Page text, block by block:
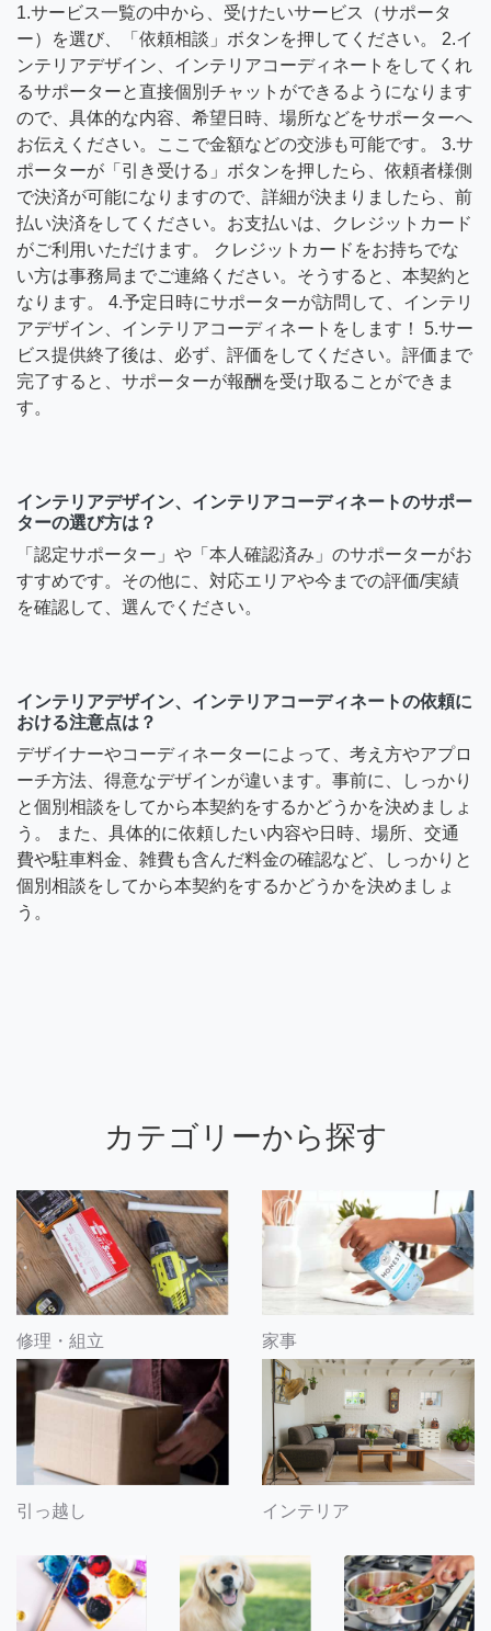
1.サービス一覧の中から、受けたいサービス（サポータ
ー）を選び、「依頼相談」ボタンを押してください。 2.イ
ンテリアデザイン、インテリアコーディネートをしてくれ
るサポーターと直接個別チャットができるようになります
ので、具体的な内容、希望日時、場所などをサポーターへ
お伝えください。ここで金額などの交渉も可能です。 3.サ
ポーターが「引き受ける」ボタンを押したら、依頼者様側
で決済が可能になりますので、詳細が決まりましたら、前
払い決済をしてください。お支払いは、クレジットカード
がご利用いただけます。 クレジットカードをお持ちでな
い方は事務局までご連絡ください。そうすると、本契約と
なります。 4.予定日時にサポーターが訪問して、インテリ
アデザイン、インテリアコーディネートをします！ 5.サー
ビス提供終了後は、必ず、評価をしてください。評価まで
完了すると、サポーターが報酬を受け取ることができま
す。
インテリアデザイン、インテリアコーディネートのサポー
ターの選び方は？
「認定サポーター」や「本人確認済み」のサポーターがお
すすめです。その他に、対応エリアや今までの評価/実績
を確認して、選んでください。
インテリアデザイン、インテリアコーディネートの依頼に
おける注意点は？
デザイナーやコーディネーターによって、考え方やアプロ
ーチ方法、得意なデザインが違います。事前に、しっかり
と個別相談をしてから本契約をするかどうかを決めましょ
う。 また、具体的に依頼したい内容や日時、場所、交通
費や駐車料金、雑費も含んだ料金の確認など、しっかりと
個別相談をしてから本契約をするかどうかを決めましょ
う。
カテゴリーから探す
修理・組立 家事
引っ越し インテリア